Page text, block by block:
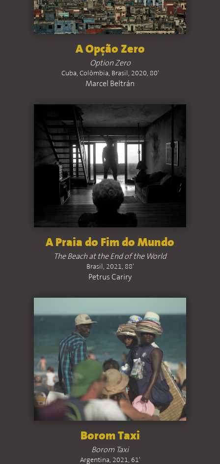
A Opção Zero
Option Zero
Cuba, Colômbia, Brasil, 2020, 80'
Marcel Beltrán
A Praia do Fim do Mundo
The Beach at the End of the World
Brasil, 2021, 88'
Petrus Cariry
Borom Taxi
Borom Taxi
Argentina, 2021, 61'